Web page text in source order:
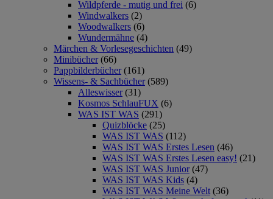
Wildpferde - mutig und frei (6)
Windwalkers (2)
Woodwalkers (6)
Wundermähne (4)
Märchen & Vorlesegeschichten (49)
Minibücher (66)
Pappbilderbücher (161)
Wissens- & Sachbücher (589)
Alleswisser (31)
Kosmos SchlauFUX (6)
WAS IST WAS (291)
Quizblöcke (25)
WAS IST WAS (112)
WAS IST WAS Erstes Lesen (46)
WAS IST WAS Erstes Lesen easy! (21)
WAS IST WAS Junior (47)
WAS IST WAS Kids (4)
WAS IST WAS Meine Welt (36)